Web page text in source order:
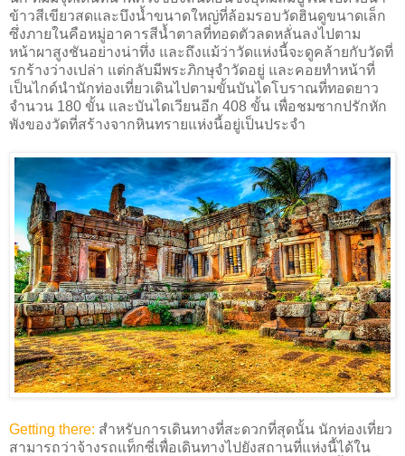
ข้าวสีเขียวสดและบึงน้ำขนาดใหญ่ที่ล้อมรอบวัดฮินดูขนาดเล็ก
ซึ่งภายในคือหมู่อาคารสีน้ำตาลที่ทอดตัวลดหลั่นลงไปตาม
หน้าผาสูงชันอย่างน่าทึ่ง และถึงแม้ว่าวัดแห่งนี้จะดูคล้ายกับวัดที่
รกร้างว่างเปล่า แต่กลับมีพระภิกษุจำวัดอยู่ และคอยทำหน้าที่
เป็นไกด์นำนักท่องเที่ยวเดินไปตามขั้นบันไดโบราณที่ทอดยาว
จำนวน 180 ขั้น และบันไดเวียนอีก 408 ขั้น เพื่อชมซากปรักหัก
พังของวัดที่สร้างจากหินทรายแห่งนี้อยู่เป็นประจำ
Getting there: สำหรับการเดินทางที่สะดวกที่สุดนั้น นักท่องเที่ยว
สามารถว่าจ้างรถแท็กซี่เพื่อเดินทางไปยังสถานที่แห่งนี้ได้ใน